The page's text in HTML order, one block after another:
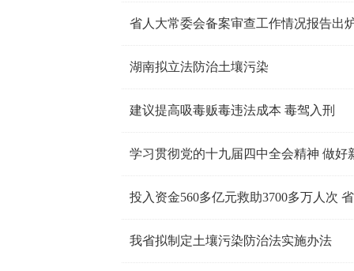
省人大常委会备案审查工作情况报告出
湖南拟立法防治土壤污染
建议提高吸毒贩毒违法成本 毒驾入刑
学习贯彻党的十九届四中全会精神 做好
投入资金560多亿元救助3700多万人次
我省拟制定土壤污染防治法实施办法